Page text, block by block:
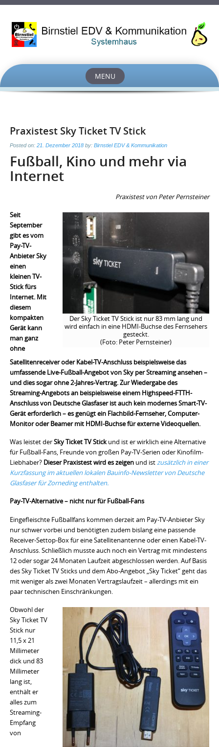
MENU
to
Praxistest Sky Ticket TV Stick
Posted on: 21. Dezember 2018 by: Birnstiel EDV & Kommunikation
Fußball, Kino und mehr via
Internet
Praxistest von Peter Pernsteiner
Der Sky Ticket TV Stick ist nur 83 mm lang und
wird einfach in eine HDMI-Buchse des Fernsehers
gesteckt.
(Foto: Peter Pernsteiner)
Seit
September
gibt es vom
Pay-TV-
Anbieter Sky
einen
kleinen TV-
Stick fürs
Internet. Mit
diesem
kompakten
Gerät kann
man ganz
ohne
Satellitenreceiver oder Kabel-TV-Anschluss beispielsweise das
umfassende Live-Fußball-Angebot von Sky per Streaming ansehen –
und dies sogar ohne 2-Jahres-Vertrag. Zur Wiedergabe des
Streaming-Angebots an beispielsweise einem Highspeed-FTTH-
Anschluss von Deutsche Glasfaser ist auch kein modernes Smart-TV-
Gerät erforderlich – es genügt ein Flachbild-Fernseher, Computer-
Monitor oder Beamer mit HDMI-Buchse für externe Videoquellen.
Was leistet derSky Ticket TV Stickund ist er wirklich eine Alternative
für Fußball-Fans, Freunde von großen Pay-TV-Serien oder Kinofilm-
Liebhaber? Dieser Praxistest wird es zeigen und istzusätzlich in einer
Kurzfassung im aktuellen lokalen Bauinfo-Newsletter von Deutsche
Glasfaser für Zorneding enthalten.
Pay-TV-Alternative – nicht nur für Fußball-Fans
Eingefleischte Fußballfans kommen derzeit am Pay-TV-Anbieter Sky
nur schwer vorbei und benötigten zudem bislang eine passende
Receiver-Settop-Box für eine Satellitenantenne oder einen Kabel-TV-
Anschluss. Schließlich musste auch noch ein Vertrag mit mindestens
12 oder sogar 24 Monaten Laufzeit abgeschlossen werden. Auf Basis
des Sky Ticket TV Sticks und dem Abo-Angebot „Sky Ticket“ geht das
mit weniger als zwei Monaten Vertragslaufzeit – allerdings mit ein
paar technischen Einschränkungen.
Obwohl der
Sky Ticket TV
Stick nur
11,5 x 21
Millimeter
dick und 83
Millimeter
lang ist,
enthält er
alles zum
Streaming-
Empfang
von